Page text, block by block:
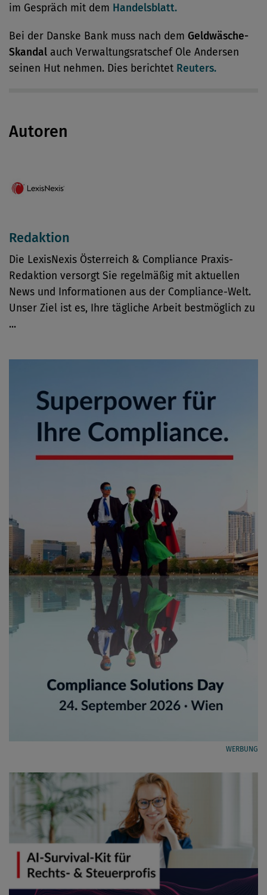
im Gespräch mit dem Handelsblatt.
Bei der Danske Bank muss nach dem Geldwäsche-
Skandal auch Verwaltungsratschef Ole Andersen
seinen Hut nehmen. Dies berichtet Reuters.
Autoren
Redaktion
Die LexisNexis Österreich & Compliance Praxis-
Redaktion versorgt Sie regelmäßig mit aktuellen
News und Informationen aus der Compliance-Welt.
Unser Ziel ist es, Ihre tägliche Arbeit bestmöglich zu
...
WERBUNG